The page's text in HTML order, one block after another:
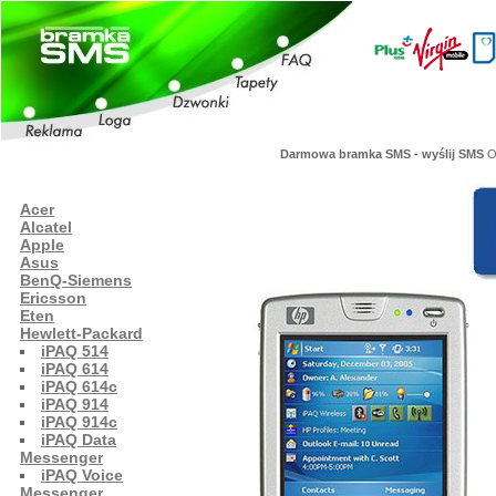
Darmowa bramka SMS - wyślij SMS
Acer
Alcatel
Apple
Asus
BenQ-Siemens
Ericsson
Eten
Hewlett-Packard
iPAQ 514
iPAQ 614
iPAQ 614c
iPAQ 914
iPAQ 914c
iPAQ Data
Messenger
iPAQ Voice